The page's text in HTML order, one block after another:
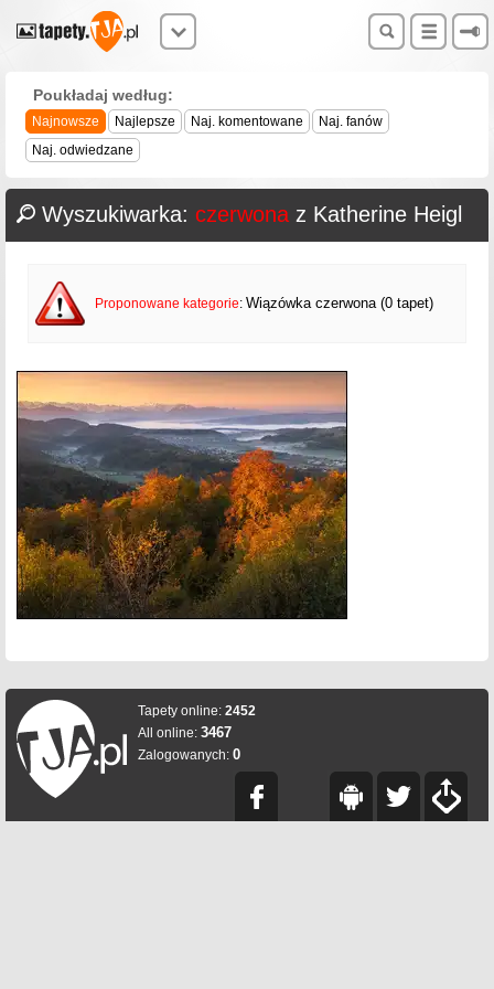
Poukładaj według:
Najnowsze Najlepsze Naj. komentowane
Naj. fanów
Naj. odwiedzane
Wyszukiwarka: czerwona z Katherine Heigl
Proponowane kategorie: Wiązówka czerwona (0 tapet)
Tapety online: 2452
All online: 3467
Zalogowanych: 0